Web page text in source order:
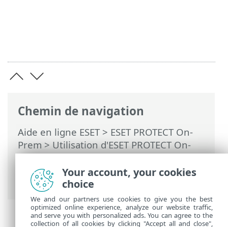
Chemin de navigation
Aide en ligne ESET> ESET PROTECT On-
Prem>Utilisation d'ESET PROTECT On-
Prem>ESET PROTECT On-Prem Menu
principal
>Rapports> Applications
obsolètes
Your account, your cookies
choice
We and our partners use cookies to give you the best
optimized online experience, analyze our website traffic,
and serve you with personalized ads. You can agree to the
collection of all cookies by clicking "Accept all and close",